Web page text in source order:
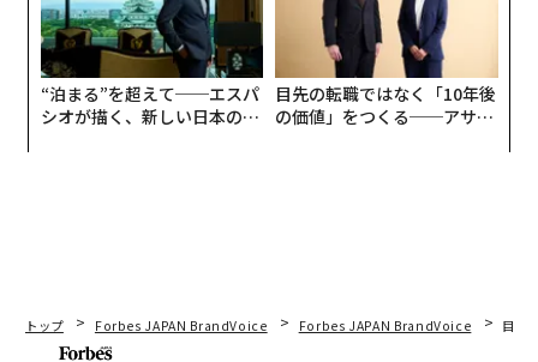
“泊まる”を超えて──エスパ
シオが描く、新しい日本のラ
目先の転職ではなく「10年後
の価値」をつくる──アサイ
トップ Forbes JAPAN BrandVoice Forbes JAPAN BrandVoice 目先